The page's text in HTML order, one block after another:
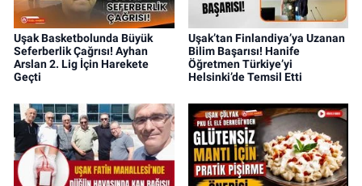
Uşak Basketbolunda Büyük
Seferberlik Çağrısı! Ayhan
Arslan 2. Lig İçin Harekete
Geçti
Uşak’tan Finlandiya’ya Uzanan
Bilim Başarısı! Hanife
Öğretmen Türkiye’yi
Helsinki’de Temsil Etti